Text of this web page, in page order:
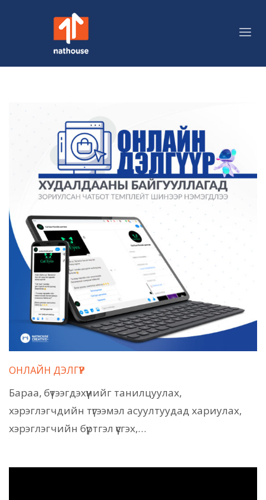
ОНЛАЙН ДЭЛГҮҮР
Бараа, бүтээгдэхүүнийг танилцуулах,
хэрэглэгчдийн түгээмэл асуултуудад хариулах,
хэрэглэгчийн бүртгэл үүсгэх,…